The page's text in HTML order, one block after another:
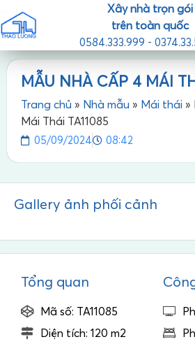
Xây nhà trọn gói
trên toàn quốc
0584.333.999 -
MẪU NHÀ CẤP 4 MÁI
Trang chủ » Nhà mẫu » Mái thái »
Mái Thái TA11085
05/09/2024 08:42
Gallery ảnh phối cảnh
Tổng quan
Mã số: TA11085
Diện tích: 120 m2